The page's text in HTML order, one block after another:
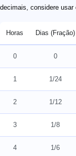
decimais, considere
Horas Dias (Fração)
0 0
1 1/24
2 1/12
3 1/8
4 1/6